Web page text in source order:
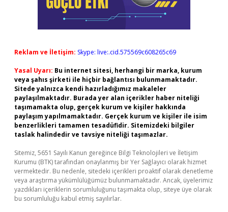
Reklam ve İletişim: Skype: live:.cid.575569c608265c69
Yasal Uyarı: Bu internet sitesi, herhangi bir marka, kurum
veya şahıs şirketi ile hiçbir bağlantısı bulunmamaktadır.
Sitede yalnızca kendi hazırladığımız makaleler
paylaşılmaktadır. Burada yer alan içerikler haber niteliği
taşımamakta olup, gerçek kurum ve kişiler hakkında
paylaşım yapılmamaktadır. Gerçek kurum ve kişiler ile isim
benzerlikleri tamamen tesadüfidir. Sitemizdeki bilgiler
taslak halindedir ve tavsiye niteliği taşımazlar.
Sitemiz, 5651 Sayılı Kanun gereğince Bilgi Teknolojileri ve İletişim
Kurumu (BTK) tarafından onaylanmış bir Yer Sağlayıcı olarak hizmet
vermektedir. Bu nedenle, sitedeki içerikleri proaktif olarak denetleme
veya araştırma yükümlülüğümüz bulunmamaktadır. Ancak, üyelerimiz
yazdıkları içeriklerin sorumluluğunu taşımakta olup, siteye üye olarak
bu sorumluluğu kabul etmiş sayılırlar.